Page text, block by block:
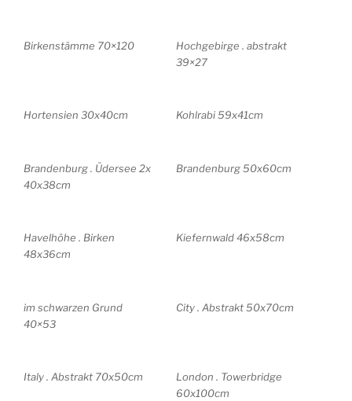
Birkenstämme 70×120
Hochgebirge . abstrakt
39×27
Hortensien 30x40cm Kohlrabi 59x41cm
Brandenburg . Üdersee 2x
40x38cm
Brandenburg 50x60cm
Havelhöhe . Birken
48x36cm
Kiefernwald 46x58cm
im schwarzen Grund
40×53
City . Abstrakt 50x70cm
Italy . Abstrakt 70x50cm
London . Towerbridge
60x100cm